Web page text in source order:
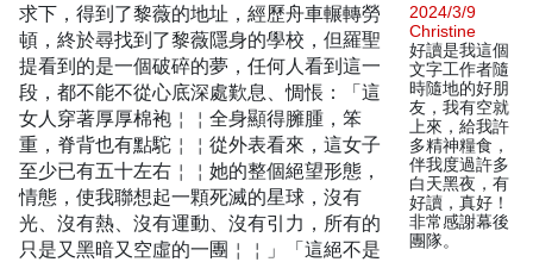
求下，得到了黎薇的地址，經歷舟車輾轉勞
頓，終於尋找到了黎薇隱身的學校，但羅聖
提看到的是一個破碎的夢，任何人看到這一
段，都不能不從心底深處歎息、惆悵：「這
女人穿著厚厚棉袍￤￤全身顯得臃腫，笨
重，脊背也有點駝￤￤從外表看來，這女子
至少已有五十左右￤￤她的整個絕望形態，
情態，使我聯想起一顆死滅的星球，沒有
光、沒有熱、沒有運動、沒有引力，所有的
只是又黑暗又空虛的一團￤￤」「這絕不是
2024/3/9
Christine
好讀是我這個
文字工作者隨
時隨地的好朋
友，我有空就
上來，給我許
多精神糧食，
伴我度過許多
白天黑夜，有
好讀，真好！
非常感謝幕後
團隊。